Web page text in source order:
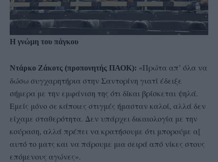
Η γνώμη του πάγκου
Ντάρκο Ζάκοτς (προπονητής ΠΑΟΚ): «Πρώτα απ’ όλα να
δώσω συγχαρητήρια στην Σαντορίνη γιατί έδειξε
σήμερα με την εμφάνιση της ότι δίκαι βρίσκεται ψηλά.
Εμείς μόνο σε κάποιες στιγμές ήμασταν καλοί, αλλά δεν
είχαμε σταθερότητα. Δεν υπάρχει δικαιολογία με την
κούραση, αλλά πρέπει να κρατήσουμε ότι μπορούμε α[
αυτό το ματς και να πάρουμε μια σειρά από νίκες στους
επόμενους αγώνες».